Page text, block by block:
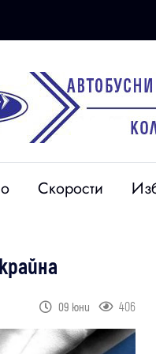
Скорости
09 юни 406